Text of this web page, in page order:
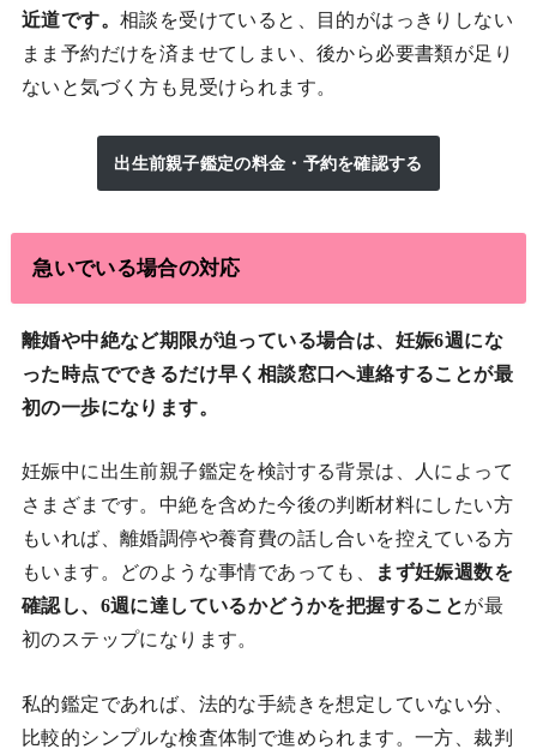
近道です。 相談を受けていると、目的がはっきりしない
まま予約だけを済ませてしまい、後から必要書類が足り
ないと気づく方も見受けられます。
出生前親子鑑定の料金・予約を確認する
急いでいる場合の対応
離婚や中絶など期限が迫っている場合は、妊娠6週にな
った時点でできるだけ早く相談窓口へ連絡することが最
初の一歩になります。
妊娠中に出生前親子鑑定を検討する背景は、人によって
さまざまです。中絶を含めた今後の判断材料にしたい方
もいれば、離婚調停や養育費の話し合いを控えている方
もいます。どのような事情であっても、
まず妊娠週数を
確認し、6週に達しているかどうかを把握することが最
初のステップになります。
私的鑑定であれば、法的な手続きを想定していない分、
比較的シンプルな検査体制で進められます。一方、裁判